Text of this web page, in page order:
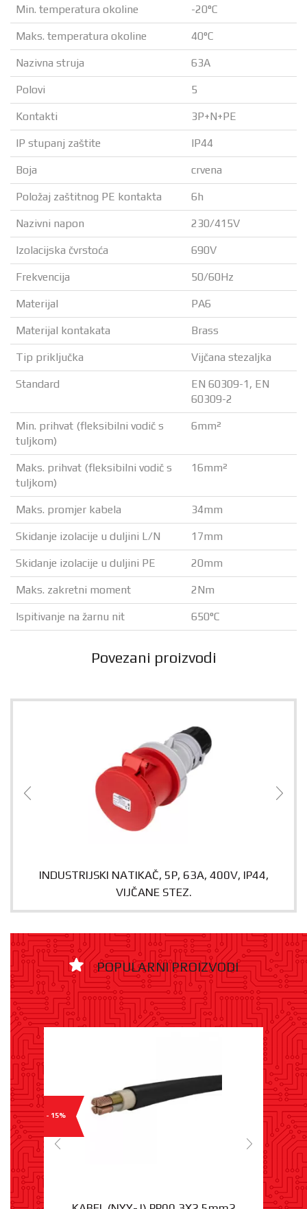
Min. temperatura okoline -20°C
Maks. temperatura okoline 40°C
Nazivna struja 63A
Polovi 5
Kontakti 3P+N+PE
IP stupanj zaštite IP44
Boja crvena
Položaj zaštitnog PE kontakta 6h
Nazivni napon 230/415V
Izolacijska čvrstoća 690V
Frekvencija 50/60Hz
Materijal PA6
Materijal kontakata Brass
Tip priključka Vijčana stezaljka
Standard
EN 60309-1, EN
60309-2
Min. prihvat (fleksibilni vodič s
tuljkom)
6mm²
Maks. prihvat (fleksibilni vodič s
tuljkom)
16mm²
Maks. promjer kabela 34mm
Skidanje izolacije u duljini L/N 17mm
Skidanje izolacije u duljini PE 20mm
Maks. zakretni moment 2Nm
Ispitivanje na žarnu nit 650°C
Povezani proizvodi
INDUSTRIJSKI NATIKAČ, 5P, 63A, 400V, IP44,
VIJČANE STEZ.
POPULARNI PROIZVODI
- 15%